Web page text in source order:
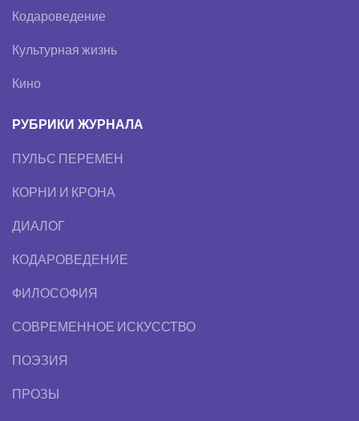
Кодароведение
Культурная жизнь
Кино
РУБРИКИ ЖУРНАЛА
ПУЛЬС ПЕРЕМЕН
КОРНИ И КРОНА
ДИАЛОГ
КОДАРОВЕДЕНИЕ
ФИЛОСОФИЯ
СОВРЕМЕННОЕ ИСКУССТВО
ПОЭЗИЯ
ПРОЗЫ